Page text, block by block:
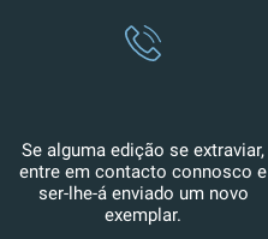
Se alguma edição se extraviar,
entre em contacto connosco e
ser-lhe-á enviado um novo
exemplar.